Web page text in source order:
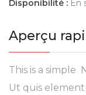
Disponibilité : En
Aperçu
This is a simple
Ut quis